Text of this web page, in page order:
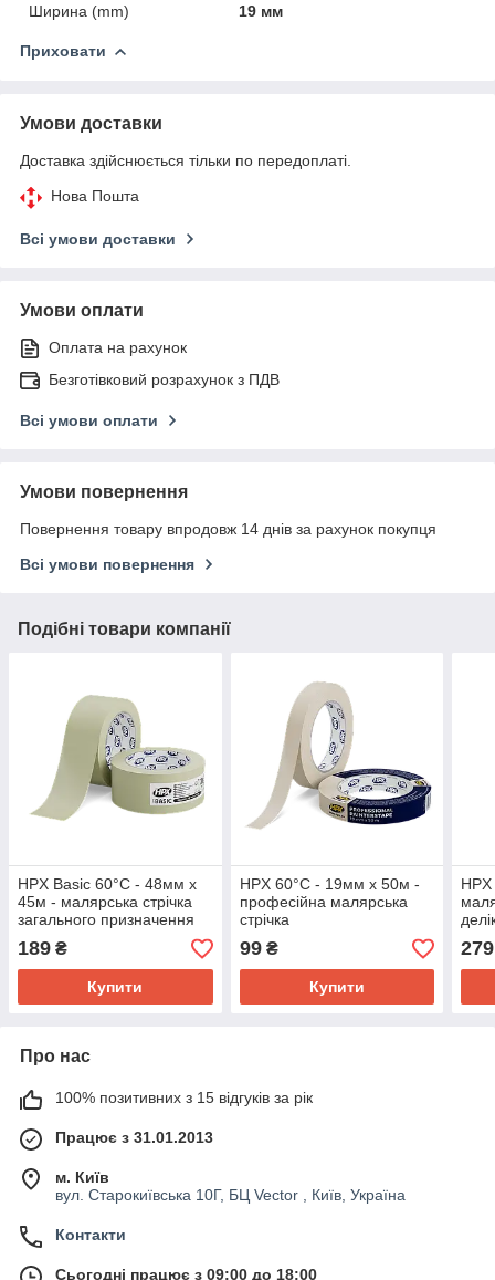
Ширина (mm)
19 мм
Приховати
Умови доставки
Доставка здійснюється тільки по передоплаті.
Нова Пошта
Всі умови доставки
Умови оплати
Оплата на рахунок
Безготівковий розрахунок з ПДВ
Всі умови оплати
Умови повернення
Повернення товару впродовж 14 днів за рахунок покупця
Всі умови повернення
Подібні товари компанії
HPX Basic 60°С - 48мм х
45м - малярська стрічка
загального призначення
189 ₴
Купити
HPX 60°С - 19мм х 50м -
професійна малярська
стрічка
99₴
Купити
279
Про нас
100% позитивних з 15 відгуків за рік
Працює з 31.01.2013
м. Київ
вул. Старокиївська 10Г, БЦ Vector , Київ, Україна
Контакти
Сьогодні працює з 09:00 до 18:00